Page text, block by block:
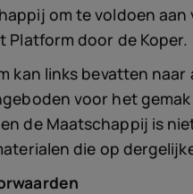
om te voldoen
Platform door de Koper.
kan links bevatten
voor het
de Maatschappij is
die op